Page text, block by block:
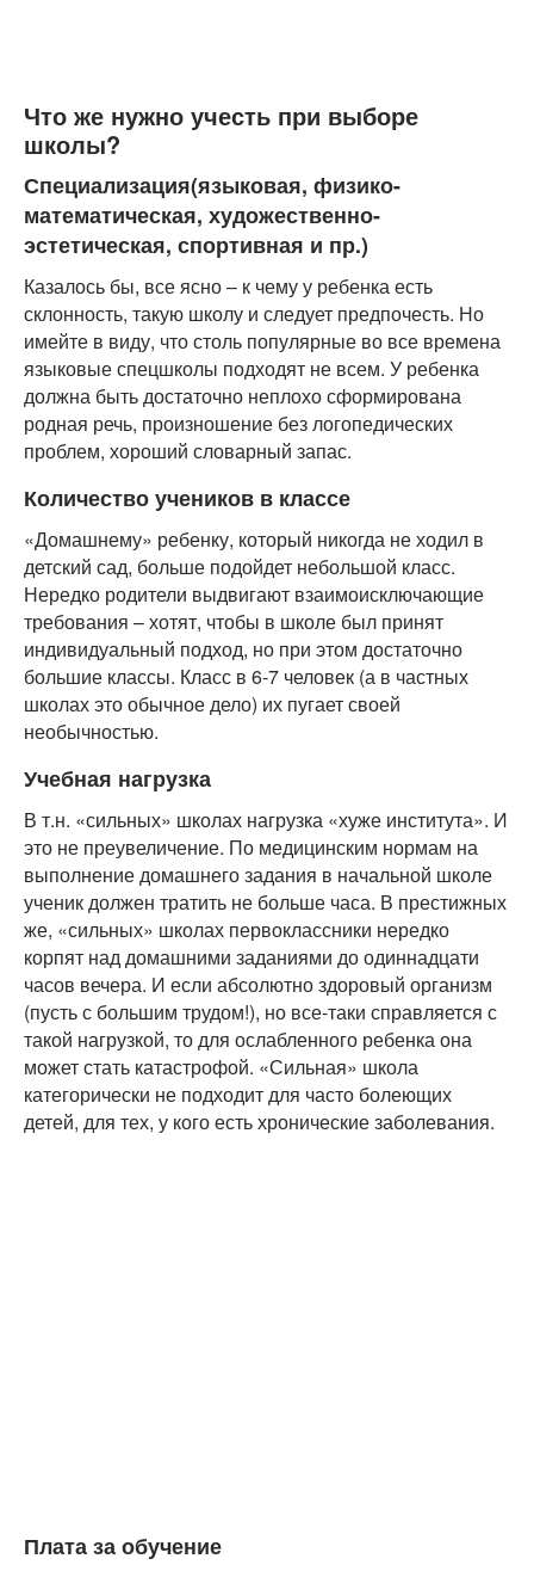
Что же нужно учесть при выборе
школы?
Специализация(языковая, физико-
математическая, художественно-
эстетическая, спортивная и пр.)
Казалось бы, все ясно – к чему у ребенка есть
склонность, такую школу и следует предпочесть. Но
имейте в виду, что столь популярные во все времена
языковые спецшколы подходят не всем. У ребенка
должна быть достаточно неплохо сформирована
родная речь, произношение без логопедических
проблем, хороший словарный запас.
Количество учеников в классе
«Домашнему» ребенку, который никогда не ходил в
детский сад, больше подойдет небольшой класс.
Нередко родители выдвигают взаимоисключающие
требования – хотят, чтобы в школе был принят
индивидуальный подход, но при этом достаточно
большие классы. Класс в 6-7 человек (а в частных
школах это обычное дело) их пугает своей
необычностью.
Учебная нагрузка
В т.н. «сильных» школах нагрузка «хуже института». И
это не преувеличение. По медицинским нормам на
выполнение домашнего задания в начальной школе
ученик должен тратить не больше часа. В престижных
же, «сильных» школах первоклассники нередко
корпят над домашними заданиями до одиннадцати
часов вечера. И если абсолютно здоровый организм
(пусть с большим трудом!), но все-таки справляется с
такой нагрузкой, то для ослабленного ребенка она
может стать катастрофой. «Сильная» школа
категорически не подходит для часто болеющих
детей, для тех, у кого есть хронические заболевания.
Плата за обучение